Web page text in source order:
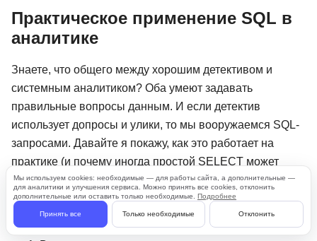
Практическое применение SQL в
аналитике
Знаете, что общего между хорошим детективом и
системным аналитиком? Оба умеют задавать
правильные вопросы данным. И если детектив
использует допросы и улики, то мы вооружаемся SQL-
запросами. Давайте я покажу, как это работает на
практике (и почему иногда простой SELECT может
рассказать больше, чем десяток совещаний).
Анализ данных: поиск закономерностей
Мы используем cookies: необходимые — для работы сайта, а дополнительные —
для аналитики и улучшения сервиса. Можно принять все cookies, отклонить
дополнительные или оставить только необходимые. Подробнее
Принять все Только необходимые Отклонить